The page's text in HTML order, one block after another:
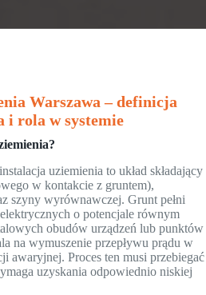
Warszawa – definicja
i rola w systemie
uziemienia to układ składający
w kontakcie z gruntem),
szyny wyrównawczej. Grunt pełni
o potencjale równym
obudów urządzeń lub punktów
na wymuszenie przepływu prądu w
awaryjnej. Proces ten musi przebiegać
uzyskania odpowiednio niskiej